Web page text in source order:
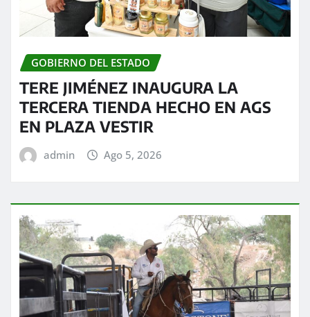
GOBIERNO DEL ESTADO
TERE JIMÉNEZ INAUGURA LA
TERCERA TIENDA HECHO EN AGS
EN PLAZA VESTIR
admin Ago 5, 2026